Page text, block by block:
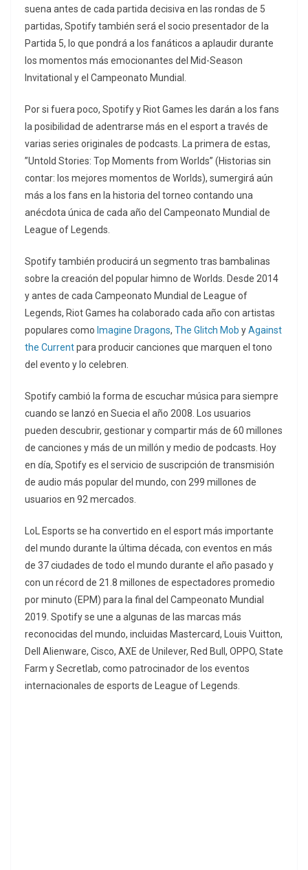
suena antes de cada partida decisiva en las rondas de 5
partidas, Spotify también será el socio presentador de la
Partida 5, lo que pondrá a los fanáticos a aplaudir durante
los momentos más emocionantes del Mid-Season
Invitational y el Campeonato Mundial.
Por si fuera poco, Spotify y Riot Games les darán a los fans
la posibilidad de adentrarse más en el esport a través de
varias series originales de podcasts. La primera de estas,
”Untold Stories: Top Moments from Worlds” (Historias sin
contar: los mejores momentos de Worlds), sumergirá aún
más a los fans en la historia del torneo contando una
anécdota única de cada año del Campeonato Mundial de
League of Legends.
Spotify también producirá un segmento tras bambalinas
sobre la creación del popular himno de Worlds. Desde 2014
y antes de cada Campeonato Mundial de League of
Legends, Riot Games ha colaborado cada año con artistas
populares como Imagine Dragons, The Glitch Mob yAgainst
the Currentpara producir canciones que marquen el tono
del evento y lo celebren.
Spotify cambió la forma de escuchar música para siempre
cuando se lanzó en Suecia el año 2008. Los usuarios
pueden descubrir, gestionar y compartir más de 60 millones
de canciones y más de un millón y medio de podcasts. Hoy
en día, Spotify es el servicio de suscripción de transmisión
de audio más popular del mundo, con 299 millones de
usuarios en 92 mercados.
LoL Esports se ha convertido en el esport más importante
del mundo durante la última década, con eventos en más
de 37 ciudades de todo el mundo durante el año pasado y
con un récord de 21.8 millones de espectadores promedio
por minuto (EPM) para la final del Campeonato Mundial
2019. Spotify se une a algunas de las marcas más
reconocidas del mundo, incluidas Mastercard, Louis Vuitton,
Dell Alienware, Cisco, AXE de Unilever, Red Bull, OPPO, State
Farm y Secretlab, como patrocinador de los eventos
internacionales de esports de League of Legends.